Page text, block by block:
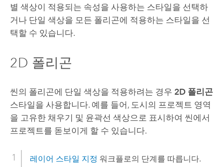
별 색상이 적용되는 속성을 사용하는 스타일을 선택하
거나 단일 색상을 모든 폴리곤에 적용하는 스타일을 선
택할 수 있습니다.
2D 폴리곤
씬의 폴리곤에 단일 색상을 적용하려는 경우 2D 폴리곤
스타일을 사용합니다. 예를 들어, 도시의 프로젝트 영역
을 고유한 채우기 및 윤곽선 색상으로 표시하여 씬에서
프로젝트를 돋보이게 할 수 있습니다.
레이어 스타일 지정 워크플로의 단계를 따릅니다.